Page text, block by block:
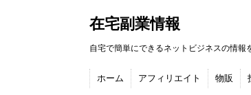
在宅副業情報
自宅で簡単にできるネットビジネスの情報
ホーム アフィリエイト 物販